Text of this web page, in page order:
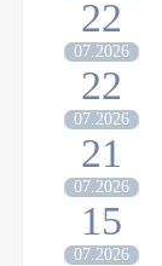
22
07.2026
22
07.2026
21
07.2026
15
07.2026